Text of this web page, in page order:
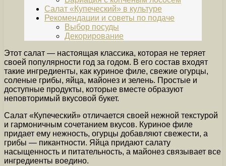
Салат «Купеческий» в культуре
Рекомендации и советы по подаче
Выбор посуды
Декорирование
Этот салат — настоящая классика, которая не теряет
своей популярности год за годом. В его состав входят
такие ингредиенты, как куриное филе, свежие огурцы,
соленые грибы, яйца, майонез и зелень. Простые и
доступные продукты, которые вместе образуют
неповторимый вкусовой букет.
Салат «Купеческий» отличается своей нежной текстурой
и гармоничным сочетанием вкусов. Куриное филе
придает ему нежность, огурцы добавляют свежести, а
грибы — пикантности. Яйца придают салату
насыщенность и питательность, а майонез связывает все
ингредиенты воедино.